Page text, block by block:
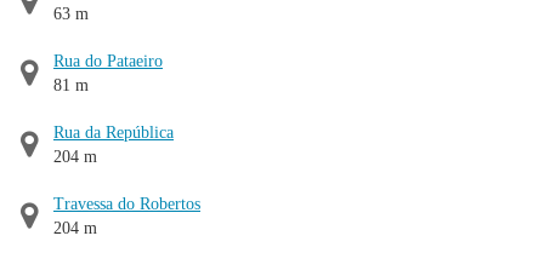
63 m
Rua do Pataeiro
81 m
Rua da República
204 m
Travessa do Robertos
204 m